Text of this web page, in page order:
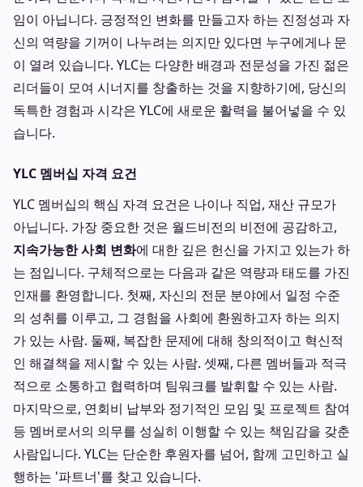
임이 아닙니다. 긍정적인 변화를 만들고자 하는 진정성과 자
신의 역량을 기꺼이 나누려는 의지만 있다면 누구에게나 문
이 열려 있습니다. YLC는 다양한 배경과 전문성을 가진 젊은
리더들이 모여 시너지를 창출하는 것을 지향하기에, 당신의
독특한 경험과 시각은 YLC에 새로운 활력을 불어넣을 수 있
습니다.
YLC 멤버십 자격 요건
YLC 멤버십의 핵심 자격 요건은 나이나 직업, 재산 규모가
아닙니다. 가장 중요한 것은 월드비전의 비전에 공감하고,
지속가능한 사회 변화에 대한 깊은 헌신을 가지고 있는가 하
는 점입니다. 구체적으로는 다음과 같은 역량과 태도를 가진
인재를 환영합니다. 첫째, 자신의 전문 분야에서 일정 수준
의 성취를 이루고, 그 경험을 사회에 환원하고자 하는 의지
가 있는 사람. 둘째, 복잡한 문제에 대해 창의적이고 혁신적
인 해결책을 제시할 수 있는 사람. 셋째, 다른 멤버들과 적극
적으로 소통하고 협력하며 팀워크를 발휘할 수 있는 사람.
마지막으로, 연회비 납부와 정기적인 모임 및 프로젝트 참여
등 멤버로서의 의무를 성실히 이행할 수 있는 책임감을 갖춘
사람입니다. YLC는 단순한 후원자를 넘어, 함께 고민하고 실
행하는 '파트너'를 찾고 있습니다.